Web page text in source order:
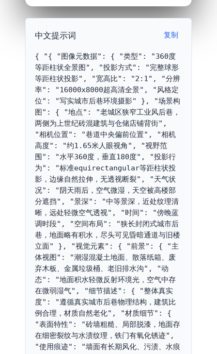
中文提示词 复制
{ "{ "图像元数据": { "类型": "360度
等距柱状全景图", "投影方式": "完整球形
等距柱状投影", "宽高比": "2:1", "分辨
率": "16000x8000超高清全景", "风格定
位": "写实城市后巷环境摄影" }, "场景构
图": { "地点": "老城区狭窄工业风后巷，
两侧为上世纪砖混建筑与仓储店铺背街",
"相机位置": "巷道中央偏前位置", "相机
高度": "约1.65米人眼视角", "视野范
围": "水平360度，垂直180度", "投影行
为": "标准equirectangular等距柱状投
影，边缘自然拉伸，无透视断裂", "天气状
况": "阴天雨后，空气微湿，天空被高楼部
分遮挡", "景深": "中等景深，近处纹理清
晰，远处轻微空气透视", "时间": "傍晚蓝
调时段", "空间布局": "狭长封闭式城市后
巷，地面略有积水，尽头可见昏暗通道与旧楼
立面" }, "视觉元素": { "前景": { "主
体视图": "潮湿混凝土地面、散落纸箱、废
弃木板、金属垃圾桶、老旧排水沟", "动
态": "地面积水轻微反射环境光，空气中存
在微弱湿气", "细节描述": { "整体真实
度": "遵循真实城市后巷物理结构，建筑比
例合理，材质自然老化", "材质细节": {
"表面特性": "砖墙粗糙、局部脱漆，地面存
在细密裂纹与水渍纹理，铁门有氧化锈迹",
"使用痕迹": "墙面有长期风化、污渍、水痕